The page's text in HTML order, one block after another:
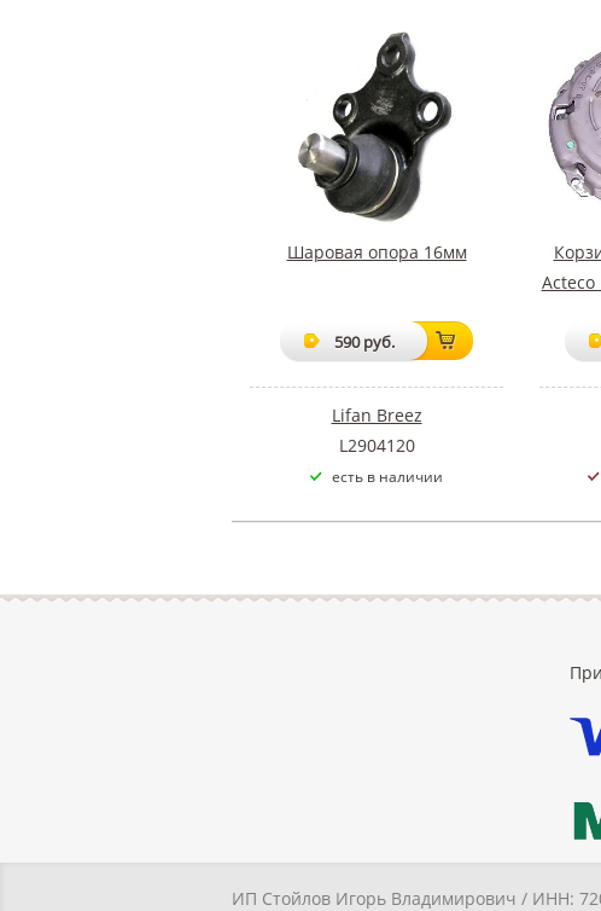
Шаровая опора 16мм
590 руб.
Lifan Breez
L2904120
есть в наличии
Acteco
ИП Стойлов Игорь Владимирович / ИНН: